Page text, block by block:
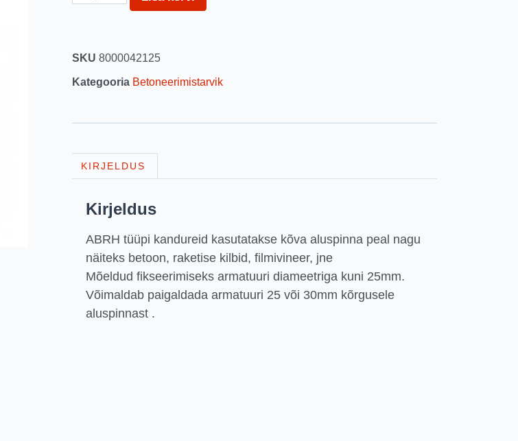
SKU 8000042125
Kategooria Betoneerimistarvik
KIRJELDUS
Kirjeldus
ABRH tüüpi kandureid kasutatakse kõva aluspinna peal nagu
näiteks betoon, raketise kilbid, filmivineer, jne
Mõeldud fikseerimiseks armatuuri diameetriga kuni 25mm.
Võimaldab paigaldada armatuuri 25 või 30mm kõrgusele
aluspinnast .